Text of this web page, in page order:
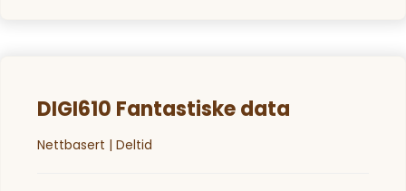
DIGI610 Fantastiske data
Nettbasert | Deltid